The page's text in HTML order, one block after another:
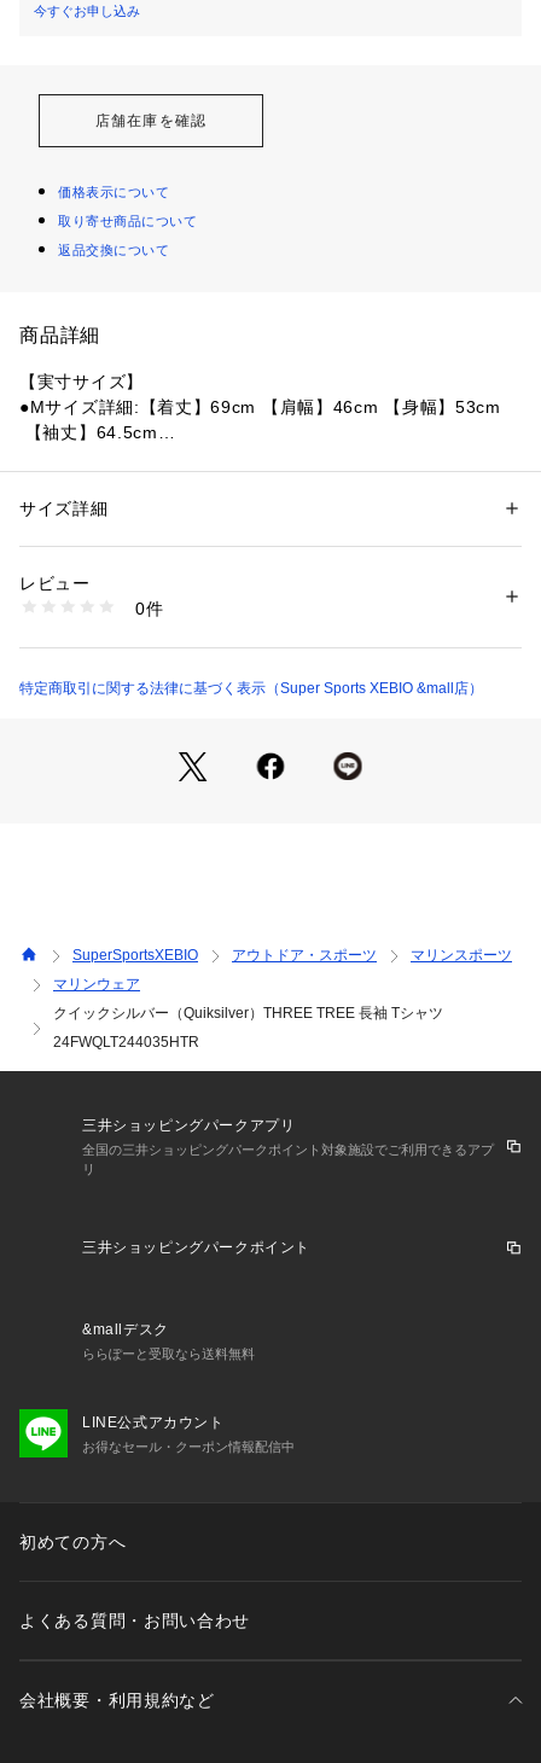
今すぐお申し込み
店舗在庫を確認
価格表示について
取り寄せ商品について
返品交換について
商品詳細
【実寸サイズ】
●Mサイズ詳細:【着丈】69cm 【肩幅】46cm 【身幅】53cm
【袖丈】64.5cm
●LLサイズ詳細:【着丈】73.5cm 【肩幅】51cm 【身幅】60.5
竺素材の長袖Tシャツ。
●左胸と背中にQUIKSILVERのグラフィックロゴをプリントし
なる場合があります。
※ブラウザやお使いのモニター環境により、掲載画像と実際の
トップス
性別：メンズ
商品番号：
10869854101 （ショップ）
サイズ詳細
レビュー
0件
特定商取引に関する法律に基づく表示（Super Sports XEBIO &mall店）
SuperSportsXEBIO アウトドア・スポーツ
マリンスポーツ
マリンウェア
クイックシルバー（Quiksilver）THREE TREE 長袖 Tシャツ
24FWQLT244035HTR
三井ショッピングパークアプリ
全国の三井ショッピングパークポイント対象施設でご利用できるアプ
リ
三井ショッピングパークポイント
&mallデスク
ららぽーと受取なら送料無料
LINE公式アカウント
お得なセール・クーポン情報配信中
初めての方へ
よくある質問・お問い合わせ
会社概要・利用規約など